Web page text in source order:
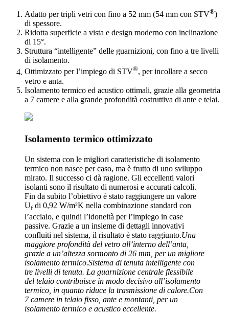
Adatto per tripli vetri con fino a 52 mm (54 mm con STV®)
di spessore.
Ridotta superficie a vista e design moderno con inclinazione
di 15°.
Struttura “intelligente” delle guarnizioni, con fino a tre livelli
di isolamento.
Ottimizzato per l’impiego di STV®, per incollare a secco
vetro e anta.
Isolamento termico ed acustico ottimali, grazie alla geometria
a 7 camere e alla grande profondità costruttiva di ante e telai.
Isolamento termico ottimizzato
Un sistema con le migliori caratteristiche di isolamento
termico non nasce per caso, ma è frutto di uno sviluppo
mirato. Il successo ci dà ragione. Gli eccellenti valori
isolanti sono il risultato di numerosi e accurati calcoli.
Fin da subito l’obiettivo è stato raggiungere un valore
Ufdi 0,92 W/m²K nella combinazione standard con
l’acciaio, e quindi l’idoneità per l’impiego in case
passive. Grazie a un insieme di dettagli innovativi
confluiti nel sistema, il risultato è stato raggiunto.Una
maggiore profondità del vetro all’interno dell’anta,
grazie a un’altezza sormonto di 26 mm, per un migliore
isolamento termico.Sistema di tenuta intelligente con
tre livelli di tenuta. La guarnizione centrale flessibile
del telaio contribuisce in modo decisivo all’isolamento
termico, in quanto riduce la trasmissione di calore.Con
7 camere in telaio fisso, ante e montanti, per un
isolamento termico e acustico eccellente.